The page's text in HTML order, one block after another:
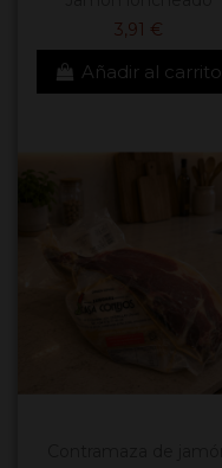
3,91 €
Añadir al carrito